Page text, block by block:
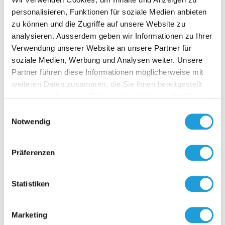
personalisieren, Funktionen für soziale Medien anbieten
zu können und die Zugriffe auf unsere Website zu
analysieren. Ausserdem geben wir Informationen zu Ihrer
Verwendung unserer Website an unsere Partner für
soziale Medien, Werbung und Analysen weiter. Unsere
Partner führen diese Informationen möglicherweise mit
weiteren Daten zusammen, die Sie ihnen bereitgestellt
Notwendig
Präferenzen
Statistiken
Marketing
D-NFC
SENS
Anzeige-
Passt auf
von Fühlern
mit Flach-
bandkabel
Anpassung
des
Zur